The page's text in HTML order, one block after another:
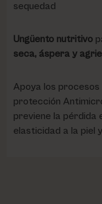
sequedad
Ungüento nutritivo
seca, áspera y
Apoya los
protección
previene la pérdida
elasticidad a la piel